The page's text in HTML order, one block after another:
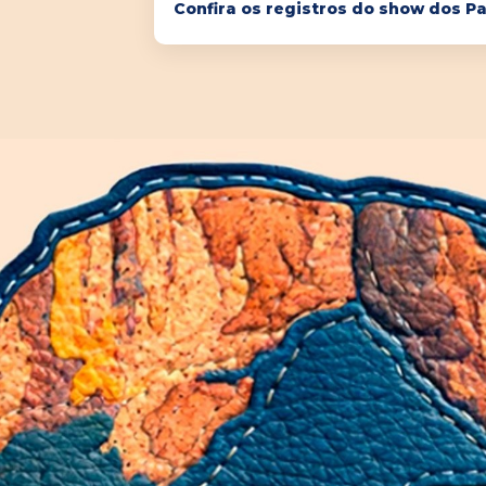
Confira os registros do show dos